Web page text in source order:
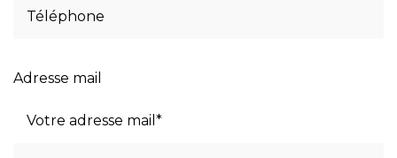
Adresse mail